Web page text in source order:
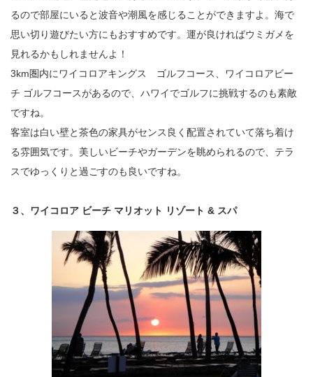
るので部屋にいると波音や潮風を感じることができますよ。海で
思い切り遊びたい方にもおすすめです。運が良ければウミガメを
見れるかもしれませんよ！
3km圏内にワイコロアキングス ゴルフコース、ワイコロアビー
チ ゴルフコースがあるので、ハワイでゴルフに挑戦するのも素敵
ですね。
客室は白い壁と茶色の家具がセンス良く配置されていて落ち着け
る雰囲気です。美しいビーチやガーデンを眺められるので、テラ
スでゆっくりと過ごすのも良いですね。
３、ワイコロア ビーチ マリオット リゾート & スパ